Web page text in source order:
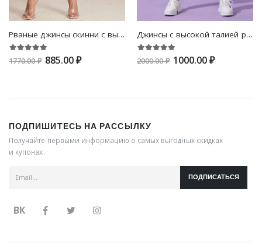
Рваные джинсы скинни с высокой талией
1770.00 ₽ 885.00 ₽
Джинсы с высокой талией рваный короткий
2000.00 ₽ 1000.00 ₽
ПОДПИШИТЕСЬ НА РАССЫЛКУ
Получайте первыми информацию о самых выгодных скидках
и купонах.
ПОДПИСАТЬСЯ
ВК